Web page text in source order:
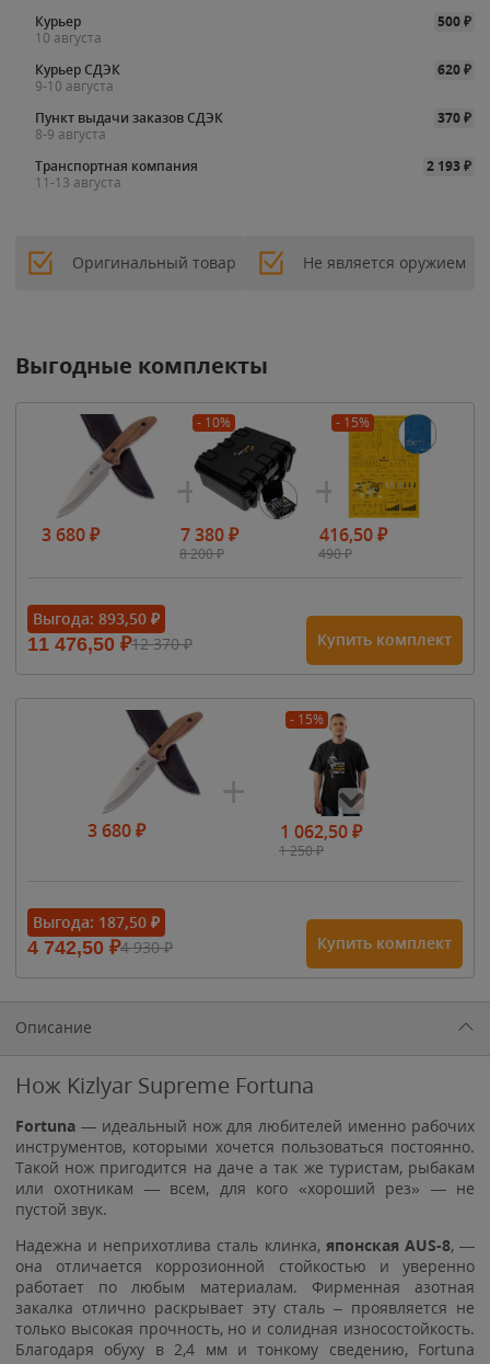
Курьер 500₽
10 августа
Курьер СДЭК
620₽
9-10 августа
Пункт выдачи заказов СДЭК
370₽
8-9 августа
Транспортная компания
2 193₽
11-13 августа
Оригинальный товар Не является оружием
Выгодные комплекты
3 680₽
- 10%
7 380₽
8 200₽
- 15%
416,50₽
490₽
Выгода: 893,50 ₽
11 476,50 ₽12 370₽ Купить комплект
3 680₽
- 15%
1 062,50₽
1 250₽
1 615₽
1 900₽1 900₽
Выгода: 187,50 ₽
4 742,50 ₽4 930₽ Купить комплект
Описание
Нож Kizlyar Supreme Fortuna
Fortuna — идеальный нож для любителей именно рабочих
инструментов, которыми хочется пользоваться постоянно.
Такой нож пригодится на даче а так же туристам, рыбакам
или охотникам — всем, для кого «хороший рез» — не
пустой звук.
Надежна и неприхотлива сталь клинка, японская AUS-8, —
она отличается коррозионной стойкостью и уверенно
работает по любым материалам. Фирменная азотная
закалка отлично раскрывает эту сталь – проявляется не
только высокая прочность, но и солидная износостойкость.
Благодаря обуху в 2,4 мм и тонкому сведению, Fortuna